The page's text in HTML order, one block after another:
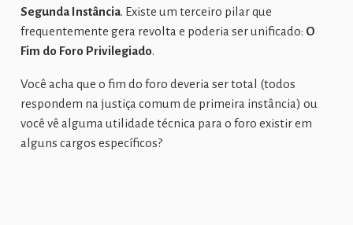
Segunda Instância. Existe um terceiro pilar que
frequentemente gera revolta e poderia ser unificado: O
Fim do Foro Privilegiado.
Você acha que o fim do foro deveria ser total (todos
respondem na justiça comum de primeira instância) ou
você vê alguma utilidade técnica para o foro existir em
alguns cargos específicos?